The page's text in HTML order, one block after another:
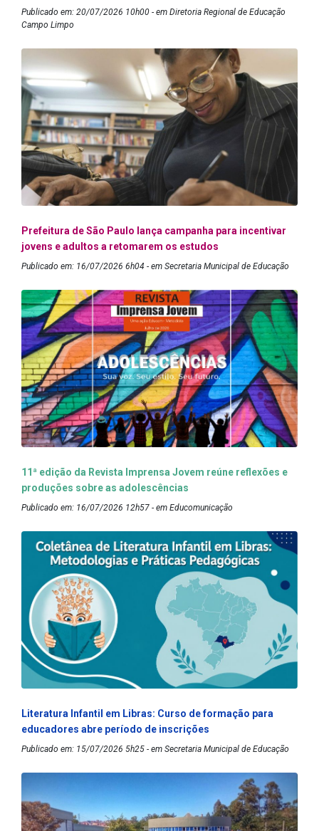
Publicado em: 20/07/2026 10h00 - em Diretoria Regional de Educação
Campo Limpo
Prefeitura de São Paulo lança campanha para incentivar
jovens e adultos a retomarem os estudos
Publicado em: 16/07/2026 6h04 - em Secretaria Municipal de Educação
11ª edição da Revista Imprensa Jovem reúne reflexões e
produções sobre as adolescências
Publicado em: 16/07/2026 12h57 - em Educomunicação
Literatura Infantil em Libras: Curso de formação para
educadores abre período de inscrições
Publicado em: 15/07/2026 5h25 - em Secretaria Municipal de Educação